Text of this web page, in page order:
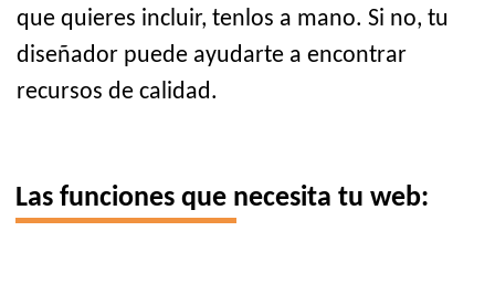
que quieres incluir, tenlos a mano. Si no, tu
diseñador puede ayudarte a encontrar
recursos de calidad.
Las funciones que necesita tu web: